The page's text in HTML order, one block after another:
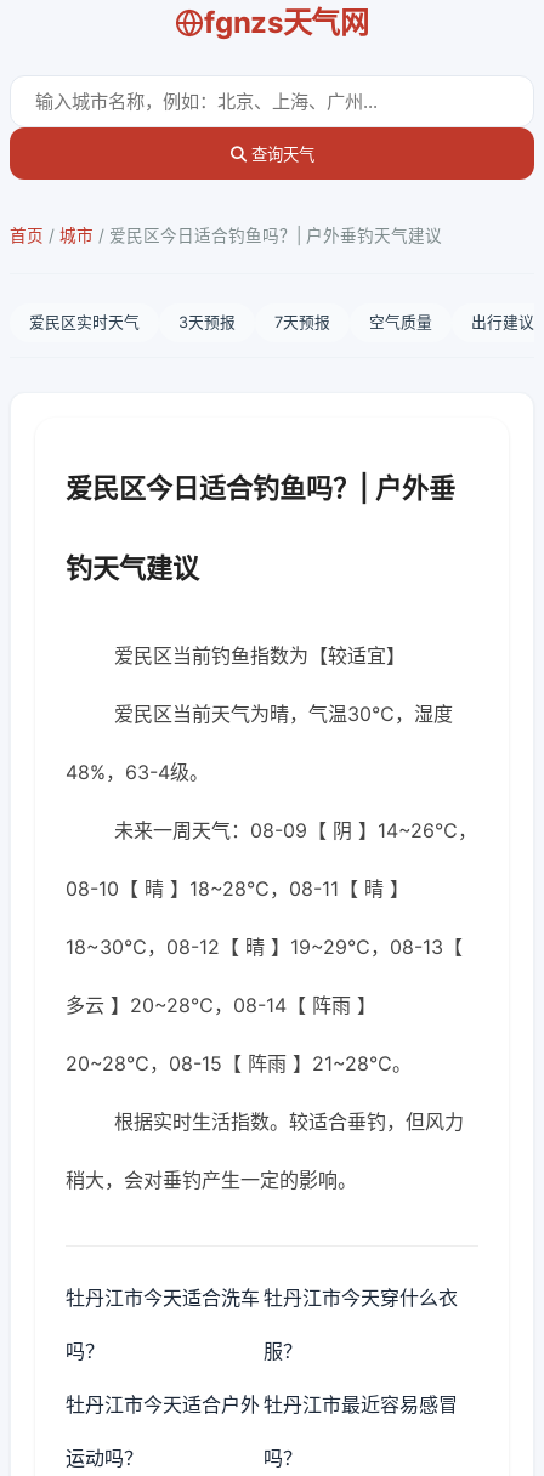
fgnzs天气网
查询天气
首页 / 城市 / 爱民区今日适合钓鱼吗？| 户外垂钓天气建议
爱民区实时天气 3天预报 7天预报 空气质量 出行建议
爱民区今日适合钓鱼吗？| 户外垂
钓天气建议
爱民区当前钓鱼指数为【较适宜】
爱民区当前天气为晴，气温30℃，湿度
48%，63-4级。
未来一周天气：08-09【 阴 】14~26℃，
08-10【 晴 】18~28℃，08-11【 晴 】
18~30℃，08-12【 晴 】19~29℃，08-13【
多云 】20~28℃，08-14【 阵雨 】
20~28℃，08-15【 阵雨 】21~28℃。
根据实时生活指数。较适合垂钓，但风力
稍大，会对垂钓产生一定的影响。
牡丹江市今天适合洗车
吗？
牡丹江市今天穿什么衣
服？
牡丹江市今天适合户外
运动吗？
牡丹江市最近容易感冒
吗？